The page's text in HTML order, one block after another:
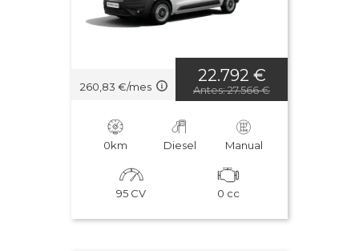
Año: mayor a menor
Año: menor a mayor
Potencia: mayor a menor
Potencia: menor a mayor
Los vehículos más vistos
260,83 €/mes
22.792 €
Antes: 27.566 €
0km Diesel Manual
95 CV 0 cc